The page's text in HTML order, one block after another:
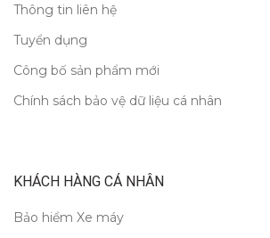
Thông tin liên hệ
Tuyển dụng
Công bố sản phẩm mới
Chính sách bảo vệ dữ liệu cá nhân
KHÁCH HÀNG CÁ NHÂN
Bảo hiểm Xe máy